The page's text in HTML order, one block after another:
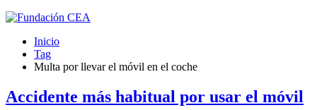
Inicio
Tag
Multa por llevar el móvil en el coche
Accidente más habitual por usar el móvil